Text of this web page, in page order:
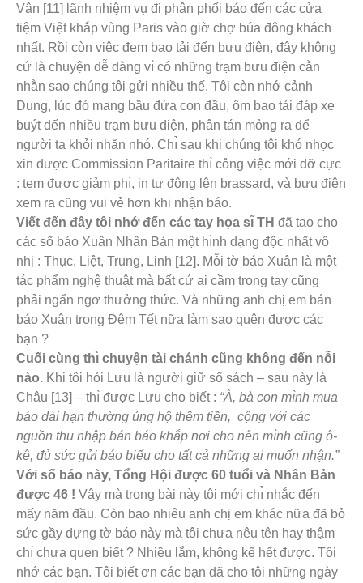
Vân [11] lãnh nhiệm vụ đi phân phối báo đến các cửa
tiệm Việt khắp vùng Paris vào giờ chợ búa đông khách
nhất. Rồi còn việc đem bao tải đến bưu điện, đây không
cứ là chuyện dễ dàng vı̀ có những trạm bưu điện cằn
nhằn sao chúng tôi gửi nhiều thế. Tôi còn nhớ cảnh
Dung, lúc đó mang bầu đứa con đầu, ôm bao tải đáp xe
buýt đến nhiều trạm bưu điện, phân tán mỏng ra để
người ta khỏi nhăn nhó. Chı̉ sau khi chúng tôi khó nhọc
xin được Commission Paritaire thı̀ công việc mới đỡ cực
: tem được giảm phı́, in tự động lên brassard, và bưu điện
xem ra cũng vui vẻ hơn khi nhận báo.
Viết đến đây tôi nhớ đến các tay họa sı̃ TH đã tạo cho
các số báo Xuân Nhân Bản một hı̀nh dạng độc nhất vô
nhị : Thục, Liệt, Trung, Linh [12]. Mỗi tờ báo Xuân là một
tác phẩm nghệ thuật mà bất cứ ai cầm trong tay cũng
phải ngẩn ngơ thưởng thức. Và những anh chị em bán
báo Xuân trong Đêm Tết nữa làm sao quên được các
bạn ?
Cuối cùng thı̀ chuyện tài chánh cũng không đến nỗi
nào. Khi tôi hỏi Lưu là người giữ sổ sách – sau này là
Châu [13] – thı̀ được Lưu cho biết : “À, bà con mı̀nh mua
báo dài hạn thường ủng hộ thêm tiền, cộng với các
nguồn thu nhập bán báo khắp nơi cho nên mı̀nh cũng ô-
kê, đủ sức gửi báo biếu cho tất cả những ai muốn nhận.”
Với số báo này, Tổng Hội được 60 tuổi và Nhân Bản
được 46 ! Vậy mà trong bài này tôi mới chı̉ nhắc đến
mấy năm đầu. Còn bao nhiêu anh chị em khác nữa đã bỏ
sức gầy dựng tờ báo này mà tôi chưa nêu tên hay thậm
chı́ chưa quen biết ? Nhiều lắm, không kể hết được. Tôi
nhớ các bạn. Tôi biết ơn các bạn đã cho tôi những ngày